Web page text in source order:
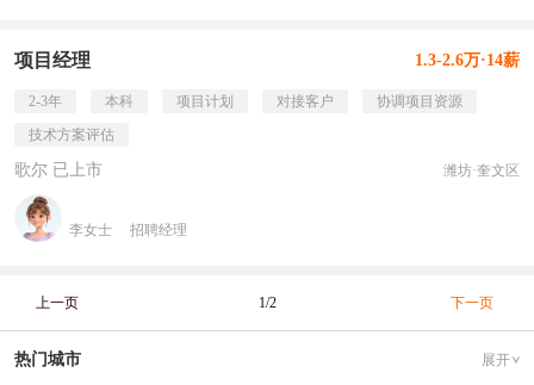
项目经理 1.3-2.6万·14薪
2-3年 本科 项目计划 对接客户
协调项目资源
技术方案评估
歌尔 已上市 潍坊·奎文区
李女士 招聘经理
上一页 1/2 下一页
热门城市 展开